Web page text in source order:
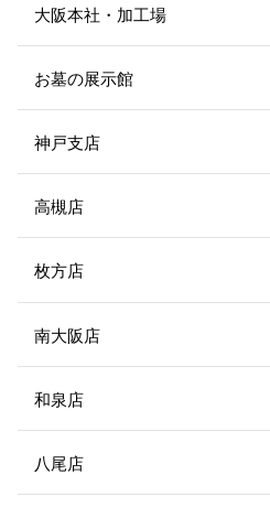
大阪本社・加工場
お墓の展示館
神戸支店
高槻店
枚方店
南大阪店
和泉店
八尾店